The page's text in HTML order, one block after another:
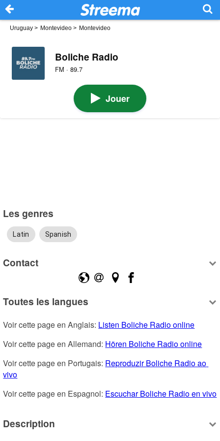
Uruguay > Montevideo > Montevideo
Boliche Radio
FM · 89.7
Jouer
Les genres
Latin Spanish
Contact
Toutes les langues
Voir cette page en Anglais: Listen Boliche Radio online
Voir cette page en Allemand: Hören Boliche Radio online
Voir cette page en Portugais: Reproduzir Boliche Radio ao
vivo
Voir cette page en Espagnol: Escuchar Boliche Radio en vivo
Description